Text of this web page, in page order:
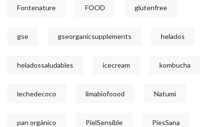
Fontenature FOOD glutenfree
gse gseorganicsupplements helados
heladossaludables icecream kombucha
lechedecoco limabiofoood Natumi
pan orgánico PielSensible PiesSana